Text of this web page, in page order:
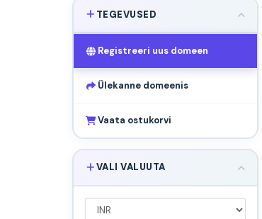
TEGEVUSED
Registreeri uus domeen
Ülekanne domeenis
Vaata ostukorvi
VALI VALUUTA